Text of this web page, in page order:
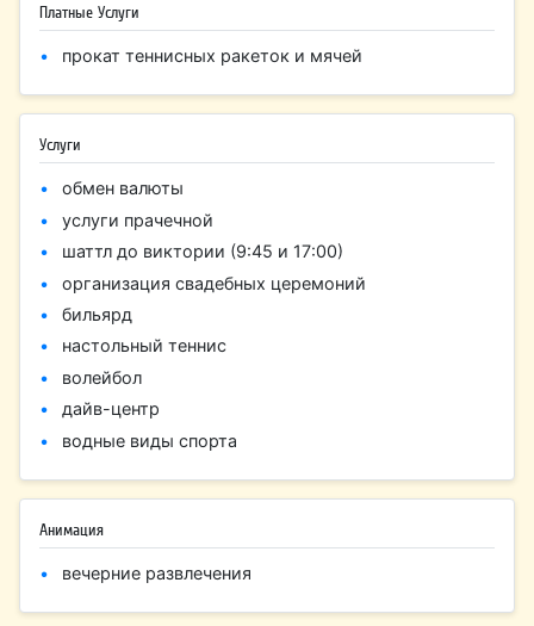
Платные Услуги
прокат теннисных ракеток и мячей
Услуги
обмен валюты
услуги прачечной
шаттл до виктории (9:45 и 17:00)
организация свадебных церемоний
бильярд
настольный теннис
волейбол
дайв-центр
водные виды спорта
Анимация
вечерние развлечения